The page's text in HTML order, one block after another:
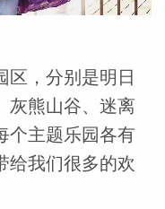
，分别是明日
灰熊山谷、迷离
个主题乐园各有
给我们很多的欢